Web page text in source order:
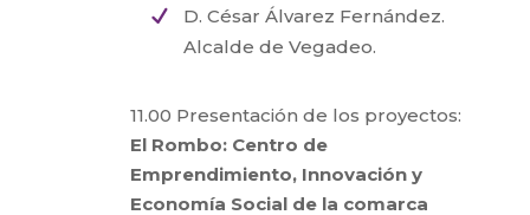
D. César Álvarez Fernández.
Alcalde de Vegadeo.
11.00 Presentación de los proyectos:
El Rombo: Centro de
Emprendimiento, Innovación y
Economía Social de la comarca